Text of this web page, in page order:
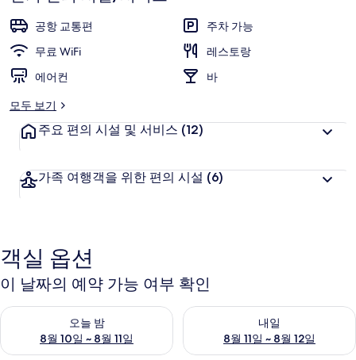
공항 교통편
주차 가능
무료 WiFi
레스토랑
에어컨
바
모두 보기
주요 편의 시설 및 서비스 (12)
가족 여행객을 위한 편의 시설 (6)
객실 옵션
이 날짜의 예약 가능 여부 확인
오늘 밤
8월 10일 ~ 8월 11일
오늘 밤 예약 가능 여부 확인, 8월 10일 ~ 8월 11일
내일
8월 11일 ~ 8월 12일
내일 예약 가능 여부 확인, 8월